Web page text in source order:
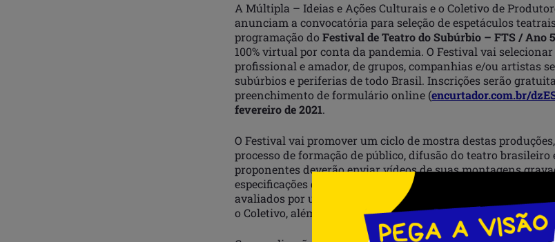
A Múltipla – Ideias e Ações Culturais e o Coletivo de
anunciam a convocatória para seleção de espetáculos
programação do Festival de Teatro do Subúrbio – FTS / Ano 5
100% virtual por conta da pandemia. O Festival vai
profissional e amador, de grupos, companhias e/ou artistas
subúrbios e periferias de todo Brasil. Inscrições serão
preenchimento de formulário online (encurtador.com.br/
fevereiro de 2021.
O Festival vai promover um ciclo de mostra destas
processo de formação de público, difusão do teatro brasileiro
proponentes deverão enviar vídeos de suas montagens
especificações da convocatória e enviados no momento da
avaliados por uma curadoria formada por artistas e
o Coletivo, além de curadoras convidadas, Simone Braz e